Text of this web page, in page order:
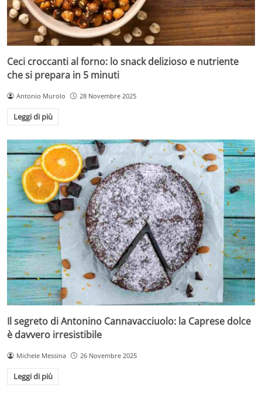
Ceci croccanti al forno: lo snack delizioso e nutriente
che si prepara in 5 minuti
Antonio Murolo 28 Novembre 2025
Leggi di più
Il segreto di Antonino Cannavacciuolo: la Caprese dolce
è davvero irresistibile
Michele Messina 26 Novembre 2025
Leggi di più